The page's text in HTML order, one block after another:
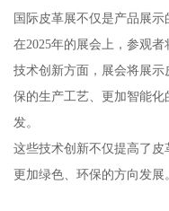
国际皮革展不仅是产品展示
在2025年的展会上，参观
技术创新方面，展会将展
保的生产工艺、更加智能
发。
这些技术创新不仅提高了
更加绿色、环保的方向发展。